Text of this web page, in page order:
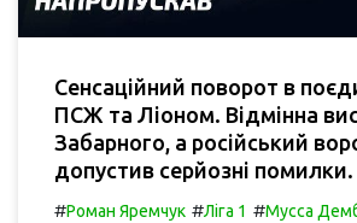
Сенсаційний поворот в
ПСЖ та Ліоном. Відмінна
Забарного, а російський
допустив серйозні помилки.
#Роман Яремчук #Ліга 1 #Мусса